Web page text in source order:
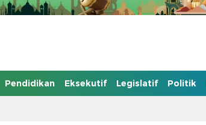
Pendidikan Eksekutif Legislatif Politik